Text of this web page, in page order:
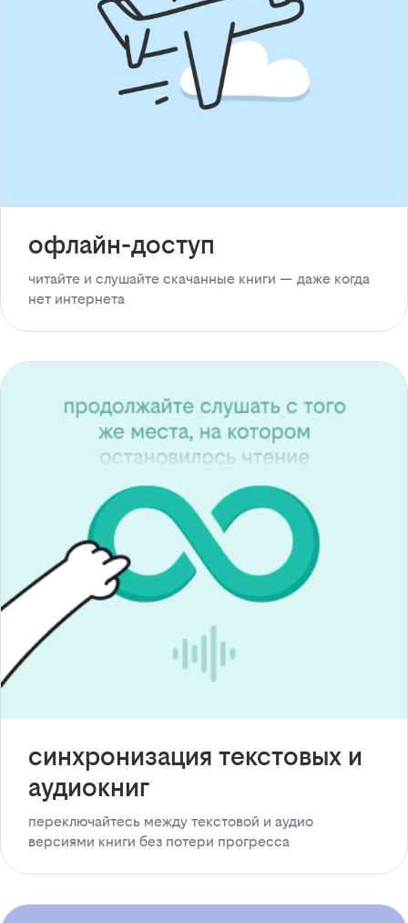
офлайн-доступ
читайте и слушайте скачанные книги — даже когда
нет интернета
синхронизация текстовых и
аудиокниг
переключайтесь между текстовой и аудио
версиями книги без потери прогресса